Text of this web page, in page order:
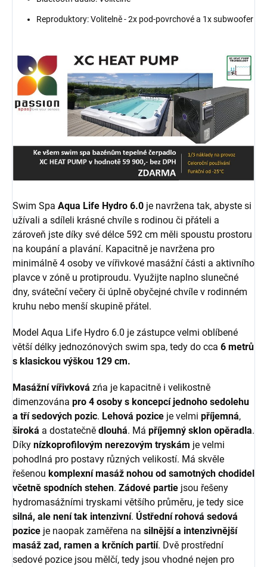
Reproduktory: Volitelně - 2x pod-povrchové a 1x subwoofer
Swim Spa Aqua Life Hydro 6.0 je navržena tak, abyste si
užívali a sdíleli krásné chvíle s rodinou či přáteli a
zároveň jste díky své délce 592 cm měli spoustu prostoru
na koupání a plavání. Kapacitně je navržena pro
minimálně 4 osoby ve vířivkové masážní části a aktivního
plavce v zóně u protiproudu. Využijte naplno slunečné
dny, sváteční večery či úplně obyčejné chvíle v rodinném
kruhu nebo menší skupině přátel.
Model Aqua Life Hydro 6.0 je zástupce velmi oblíbené
větší délky jednozónových swim spa, tedy do cca 6 metrů
s klasickou výškou 129 cm.
Masážní vířivková zńa je kapacitně i velikostně
dimenzována pro 4 osoby s koncepcí jednoho sedolehu
a tří sedových pozic. Lehová pozice je velmi příjemná,
široká a dostatečně dlouhá. Má příjemný sklon opěradla.
Díky nízkoprofilovým nerezovým tryskám je velmi
pohodlná pro postavy různých velikostí. Má skvěle
řešenou komplexní masáž nohou od samotných chodidel
včetně spodních stehen. Zádové partie jsou řešeny
hydromasážními tryskami většího průměru, je tedy sice
silná, ale není tak intenzivní. Ústřední rohová sedová
pozice je naopak zaměřena na silnější a intenzivnější
masáž zad, ramen a krčních partií. Dvě prostřední
sedové pozice jsou mělčí, tedy jsou vhodné nejen pro